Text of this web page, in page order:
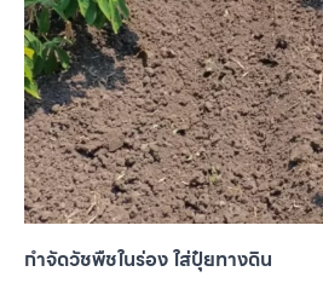
กำจัดวัชพืชในร่อง ใส่ปุ๋ยทางดิน